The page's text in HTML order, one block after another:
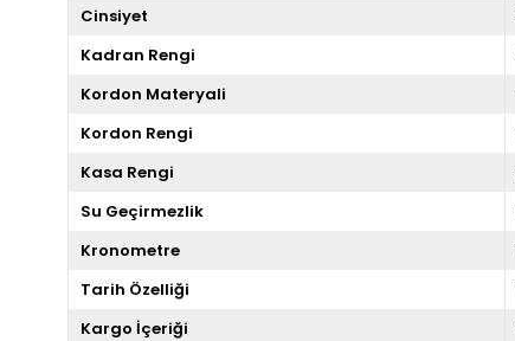
Cinsiyet
Kadran Rengi
Kordon Materyali
Kordon Rengi
Kasa Rengi
Su Geçirmezlik
Kronometre
Tarih Özelliği
Kargo İçeriği